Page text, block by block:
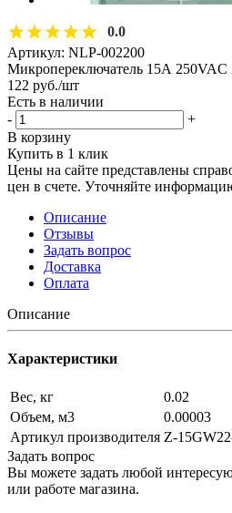
0.0
Артикул: NLP-002200
Микропереключатель 15А
122 руб./шт
Есть в наличии
-
+
В корзину
Купить в 1 клик
Цены на сайте представлены
цен в счете. Уточняйте
Описание
Отзывы
Задать вопрос
Доставка
Оплата
Описание
Характеристики
Вес, кг
0.02
Объем, м3
0.00003
Артикул производителя Z-
Задать вопрос
Вы можете задать любой
или работе магазина.